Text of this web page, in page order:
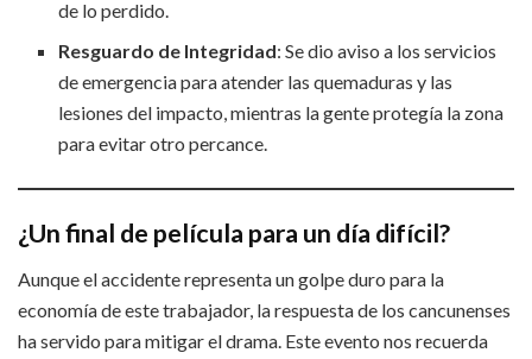
de lo perdido.
Resguardo de Integridad: Se dio aviso a los servicios
de emergencia para atender las quemaduras y las
lesiones del impacto, mientras la gente protegía la zona
para evitar otro percance.
¿Un final de película para un día difícil?
Aunque el accidente representa un golpe duro para la
economía de este trabajador, la respuesta de los cancunenses
ha servido para mitigar el drama. Este evento nos recuerda